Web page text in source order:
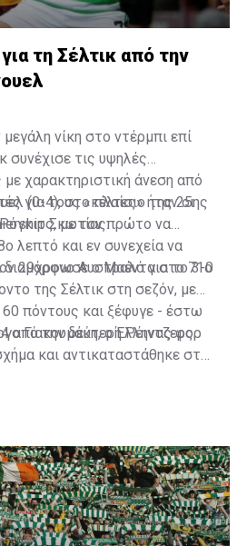
Αμπερντίν
Μάδεργουελ, Νταντί,
τη Σέλτικ από την
νίκη στο ντέρμπι επί
συνέχισε τις υψηλές
χαρακτηριστική άνεση από
(0-4), στο πλαίσιο της 25ης
Σκωτίας.
για τους «κέλτες» ήταν οι
με τον πρώτο να
λεπτό και εν συνεχεία να
29χρονο Αυστραλό για το 3-0
διαμόρφωσε ο Μαέντα στο 71ο
της Σέλτικ στη σεζόν, με
πόντους και ξέφυγε - έστω
από την δεύτερη Ρέιντζερς.
Γιακουμάκη, ο Έλληνας φορ
και αντικαταστάθηκε στο